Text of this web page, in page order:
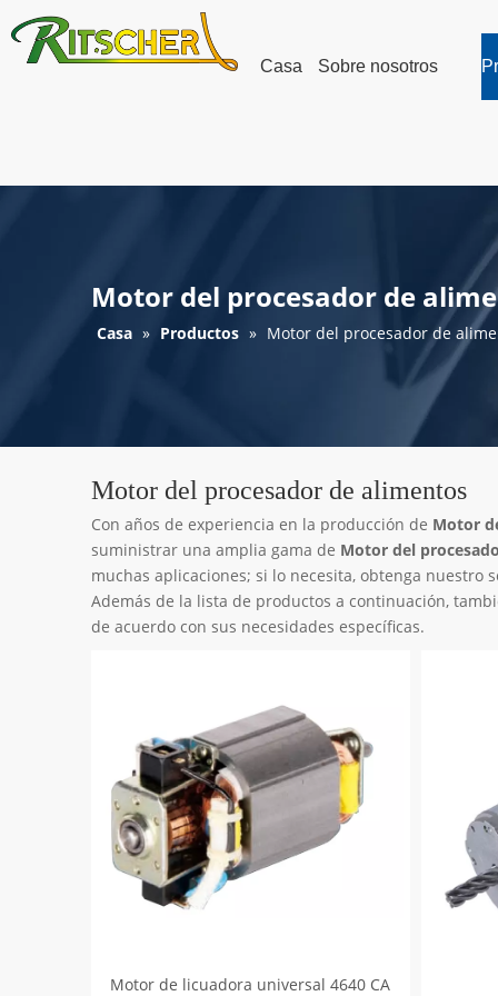
Casa Sobre nosotros
Motor del procesador de
Casa » Productos » Motor del procesador de
Motor del procesador de alimentos
Con años de experiencia en la producción de Motor
suministrar una amplia gama de Motor del
muchas aplicaciones; si lo necesita, obtenga nuestro
Además de la lista de productos a continuación,
de acuerdo con sus necesidades específicas.
Motor de licuadora universal 4640 CA